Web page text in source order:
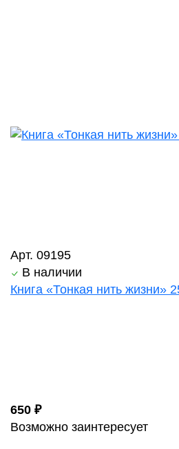
Арт. 09195
В наличии
Книга «Тонкая нить жизни»
650 ₽
Возможно заинтересует